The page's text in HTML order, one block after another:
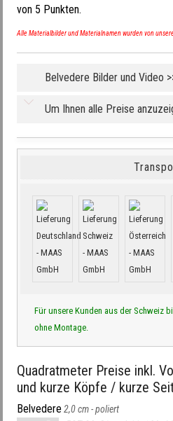
von 5 Punkten.
Alle Materialbilder und Materialnamen wurden von
Belvedere Bilder und Video
Um Ihnen alle Preise
Für unsere Kunden aus der Schweiz
ohne Montage.
Quadratmeter Preise inkl.
und kurze Köpfe / kurze
Belvedere 2,0 cm -poliert